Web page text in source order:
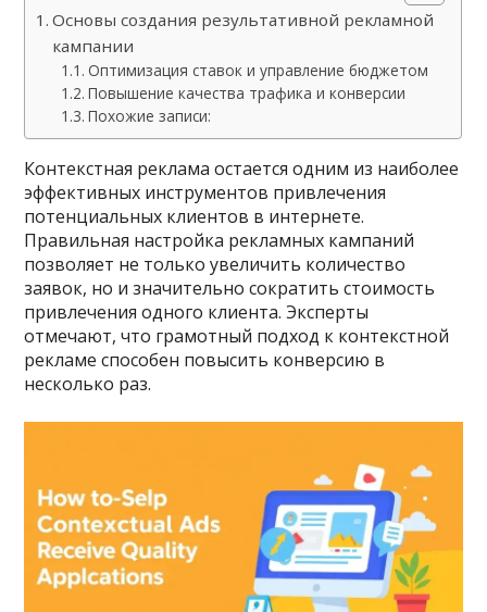
Основы создания результативной рекламной
кампании
Оптимизация ставок и управление бюджетом
Повышение качества трафика и конверсии
Похожие записи:
Контекстная реклама остается одним из наиболее
эффективных инструментов привлечения
потенциальных клиентов в интернете.
Правильная настройка рекламных кампаний
позволяет не только увеличить количество
заявок, но и значительно сократить стоимость
привлечения одного клиента. Эксперты
отмечают, что грамотный подход к контекстной
рекламе способен повысить конверсию в
несколько раз.